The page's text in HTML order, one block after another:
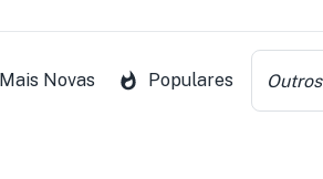
Mais Novas Populares Outros